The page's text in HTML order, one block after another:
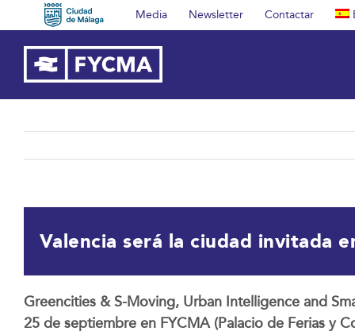
al
contenido
Media Newsletter Contactar
Valencia será la ciudad invitada
Greencities & S-Moving, Urban Intelligence and
25 de septiembre en FYCMA (Palacio de Ferias y